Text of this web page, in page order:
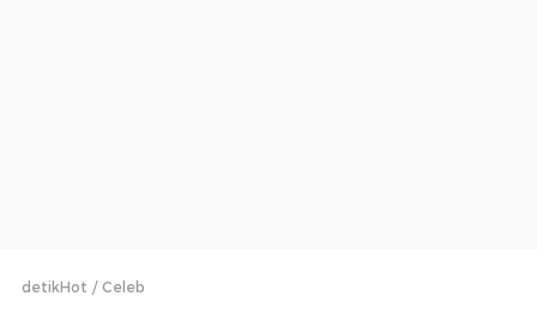
detikHot Celeb